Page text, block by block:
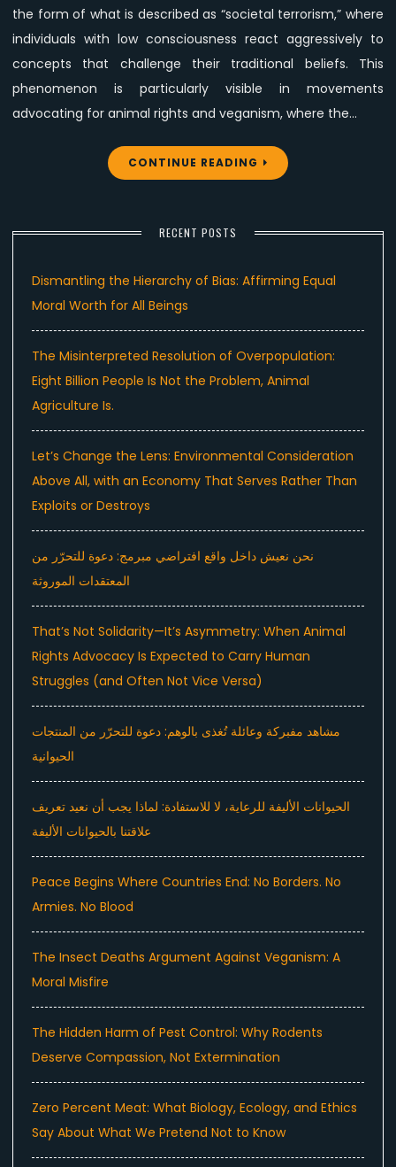
the form of what is described as “societal terrorism,” where
individuals with low consciousness react aggressively to
concepts that challenge their traditional beliefs. This
phenomenon is particularly visible in movements
advocating for animal rights and veganism, where the…
CONTINUE READING
RECENT POSTS
Dismantling the Hierarchy of Bias: Affirming Equal
Moral Worth for All Beings
The Misinterpreted Resolution of Overpopulation:
Eight Billion People Is Not the Problem, Animal
Agriculture Is.
Let’s Change the Lens: Environmental Consideration
Above All, with an Economy That Serves Rather Than
Exploits or Destroys
نحن نعيش داخل واقع افتراضي مبرمج: دعوة للتحرّر من
المعتقدات الموروثة
That’s Not Solidarity—It’s Asymmetry: When Animal
Rights Advocacy Is Expected to Carry Human
Struggles (and Often Not Vice Versa)
مشاهد مفبركة وعائلة تُغذى بالوهم: دعوة للتحرّر من المنتجات
الحيوانية
الحيوانات الأليفة للرعاية، لا للاستفادة: لماذا يجب أن نعيد تعريف
علاقتنا بالحيوانات الأليفة
Peace Begins Where Countries End: No Borders. No
Armies. No Blood
The Insect Deaths Argument Against Veganism: A
Moral Misfire
The Hidden Harm of Pest Control: Why Rodents
Deserve Compassion, Not Extermination
Zero Percent Meat: What Biology, Ecology, and Ethics
Say About What We Pretend Not to Know